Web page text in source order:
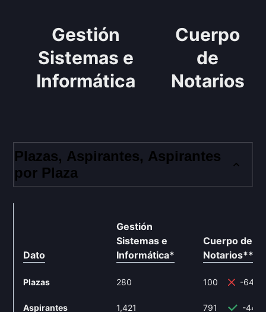
Gestión
Sistemas e
Informática
Cuerpo
de
Notarios
Plazas, Aspirantes, Aspirantes
por Plaza
Dato
Gestión
Sistemas e
Informática*
Plazas 280
Aspirantes 1,421
Cuerpo de
Notarios**
100 -
791 -